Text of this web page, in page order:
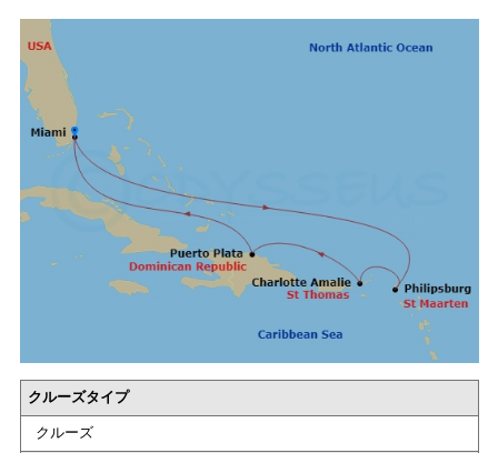
クルーズタイプ
クルーズ